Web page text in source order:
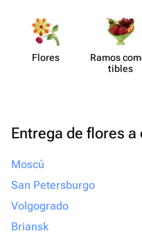
Flores
Ramos
tibles
Entrega de flores
Moscú
San Petersburgo
Volgogrado
Briansk